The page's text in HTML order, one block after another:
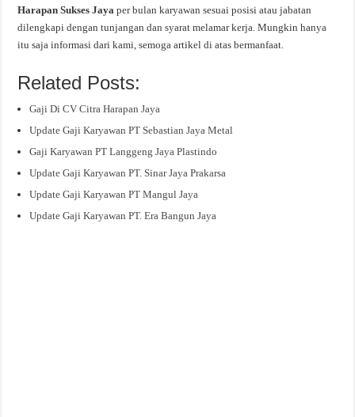
Harapan Sukses Jayaper bulan karyawan sesuai posisi atau jabatan
dilengkapi dengan tunjangan dan syarat melamar kerja. Mungkin hanya
itu saja informasi dari kami, semoga artikel di atas bermanfaat.
Related Posts:
Gaji Di CV Citra Harapan Jaya
Update Gaji Karyawan PT Sebastian Jaya Metal
Gaji Karyawan PT Langgeng Jaya Plastindo
Update Gaji Karyawan PT. Sinar Jaya Prakarsa
Update Gaji Karyawan PT Mangul Jaya
Update Gaji Karyawan PT. Era Bangun Jaya